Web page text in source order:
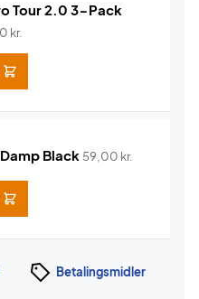
Tour 2.0 3-Pack
kr.
Black 59,00 kr.
Betalingsmidler